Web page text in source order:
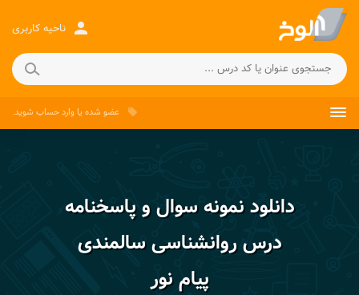
person ناحیه کاربری
local_offer عضو شده یاوارد حساب شوید.
دانلود نمونه سوال و پاسخنامه
درس روانشناسی سالمندی
پیام نور